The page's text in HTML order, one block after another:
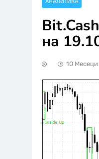
АНАЛИТИКА
на
10